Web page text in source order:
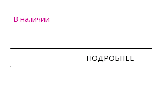
В наличии
ПОДРОБНЕЕ